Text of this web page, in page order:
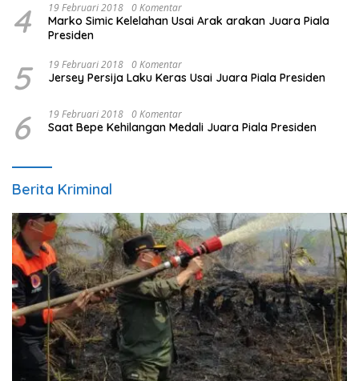
4 19 Februari 2018 0 Komentar
Marko Simic Kelelahan Usai Arak arakan Juara Piala
Presiden
5 19 Februari 2018 0 Komentar
Jersey Persija Laku Keras Usai Juara Piala Presiden
6 19 Februari 2018 0 Komentar
Saat Bepe Kehilangan Medali Juara Piala Presiden
Berita Kriminal